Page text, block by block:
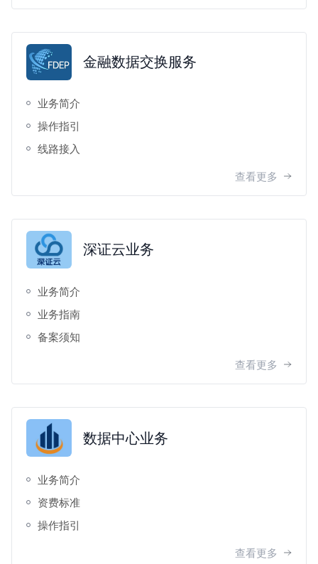
金融数据交换服务
业务简介
操作指引
线路接入
查看更多
深证云业务
业务简介
业务指南
备案须知
查看更多
数据中心业务
业务简介
资费标准
操作指引
查看更多